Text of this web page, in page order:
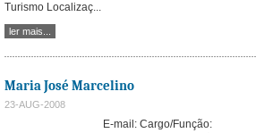
Turismo Localizaç...
ler mais...
Maria José Marcelino
23-AUG-2008
E-mail: Cargo/Função: